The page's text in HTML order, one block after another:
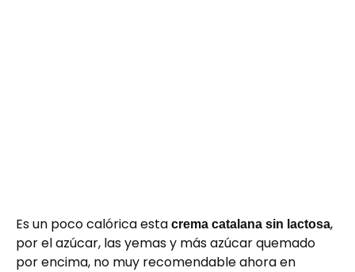
Es un poco calórica esta crema catalana sin lactosa,
por el azúcar, las yemas y más azúcar quemado
por encima, no muy recomendable ahora en